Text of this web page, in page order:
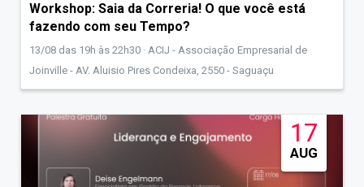
Workshop: Saia da Correria! O que você está
fazendo com seu Tempo?
13/08 das 19h às 22h30 · ACIJ - Associação Empresarial de
Joinville - AV. Aluisio Pires Condeixa, 2550 - Saguaçu
17
AUG